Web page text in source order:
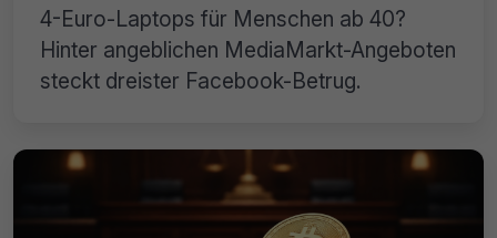
4-Euro-Laptops für Menschen ab 40?
Hinter angeblichen MediaMarkt-Angeboten
steckt dreister Facebook-Betrug.